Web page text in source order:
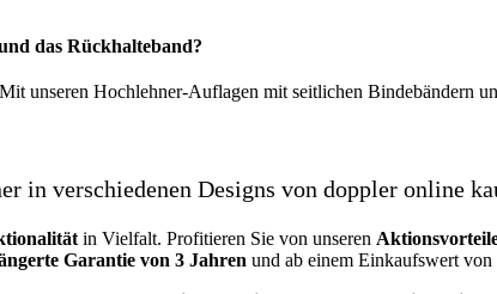
das Rückhalteband?
unseren Hochlehner-Auflagen mit seitlichen Bindebändern
in verschiedenen Designs von doppler online
in Vielfalt. Profitieren Sie von unseren
Garantie von 3 Jahren und ab einem Einkaufswert